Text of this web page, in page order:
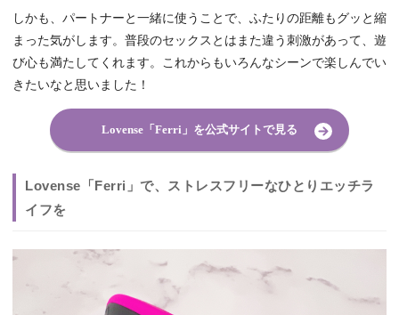
しかも、パートナーと一緒に使うことで、ふたりの距離もグッと縮
まった気がします。普段のセックスとはまた違う刺激があって、遊
び心も満たしてくれます。これからもいろんなシーンで楽しんでい
きたいなと思いました！
Lovense「Ferri」を公式サイトで見る
Lovense「Ferri」で、ストレスフリーなひとりエッチラ
イフを